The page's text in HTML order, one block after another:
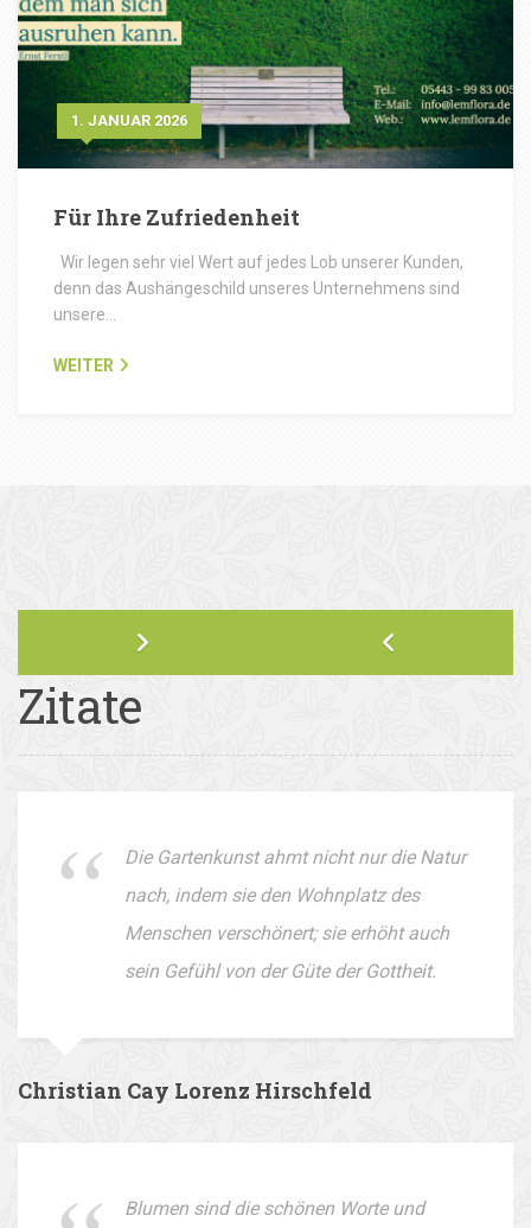
1. JANUAR 2026
Für Ihre Zufriedenheit
Wir legen sehr viel Wert auf jedes Lob unserer Kunden,
denn das Aushängeschild unseres Unternehmens sind
unsere…
WEITER
Zitate
Die Gartenkunst ahmt nicht nur die Natur
nach, indem sie den Wohnplatz des
Menschen verschönert; sie erhöht auch
sein Gefühl von der Güte der Gottheit.
Christian Cay Lorenz Hirschfeld
Blumen sind die schönen Worte und